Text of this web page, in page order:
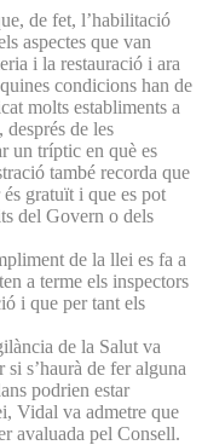
de fet, l’habilitació
aspectes que van
i la restauració i ara
condicions han de
molts establiments a
després de les
un tríptic en què es
també recorda que
gratuït i que es pot
del Govern o dels
de la llei es fa a
a terme els inspectors
i que per tant els
de la Salut va
si s’haurà de fer alguna
podrien estar
Vidal va admetre que
avaluada pel Consell.